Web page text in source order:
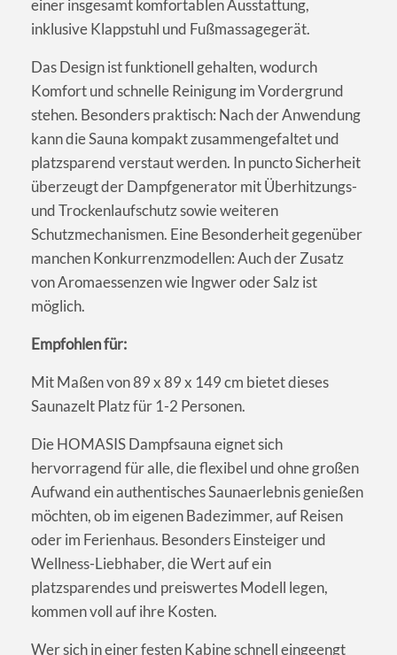
einer insgesamt komfortablen Ausstattung,
inklusive Klappstuhl und Fußmassagegerät.
Das Design ist funktionell gehalten, wodurch
Komfort und schnelle Reinigung im Vordergrund
stehen. Besonders praktisch: Nach der Anwendung
kann die Sauna kompakt zusammengefaltet und
platzsparend verstaut werden. In puncto Sicherheit
überzeugt der Dampfgenerator mit Überhitzungs-
und Trockenlaufschutz sowie weiteren
Schutzmechanismen. Eine Besonderheit gegenüber
manchen Konkurrenzmodellen: Auch der Zusatz
von Aromaessenzen wie Ingwer oder Salz ist
möglich.
Empfohlen für:
Mit Maßen von 89 x 89 x 149 cm bietet dieses
Saunazelt Platz für 1-2 Personen.
Die HOMASIS Dampfsauna eignet sich
hervorragend für alle, die flexibel und ohne großen
Aufwand ein authentisches Saunaerlebnis genießen
möchten, ob im eigenen Badezimmer, auf Reisen
oder im Ferienhaus. Besonders Einsteiger und
Wellness-Liebhaber, die Wert auf ein
platzsparendes und preiswertes Modell legen,
kommen voll auf ihre Kosten.
Wer sich in einer festen Kabine schnell eingeengt